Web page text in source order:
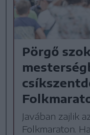
Pörgő
Javában zajlik
Folkmaraton.